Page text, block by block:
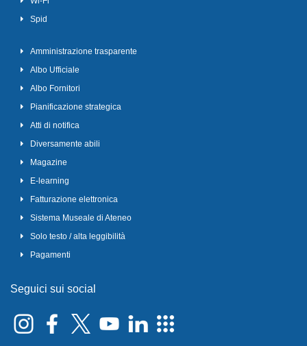
Spid
Amministrazione trasparente
Albo Ufficiale
Albo Fornitori
Pianificazione strategica
Atti di notifica
Diversamente abili
Magazine
E-learning
Fatturazione elettronica
Sistema Museale di Ateneo
Solo testo / alta leggibilità
Pagamenti
Seguici sui social